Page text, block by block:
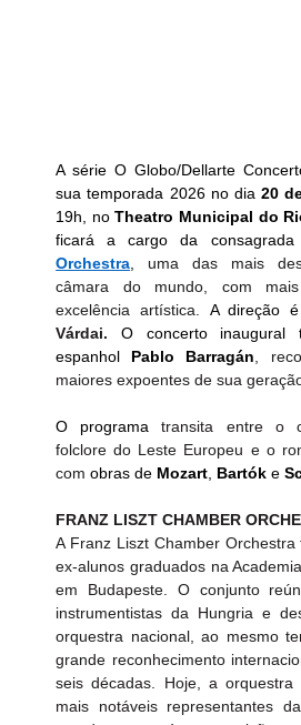
A série O Globo/Dellarte
sua temporada 2026 no dia 20
19h, no Theatro Municipal do
ficará a cargo da consagrada
Orchestra
uma das mais
câmara do mundo, com
excelência artística.
A direção
Várdai. O concerto inaugural
espanhol Pablo Barragán ,
maiores expoentes de sua
O programa transita entre o
folclore do Leste Europeu e o
com obras de Mozart Bartók e
FRANZ LISZT CHAMBER
A Franz Liszt Chamber
ex-alunos graduados na
em Budapeste. O conjunto
instrumentistas da Hungria e
orquestra nacional, ao mesmo
grande reconhecimento
seis décadas. Hoje, a
mais notáveis representantes